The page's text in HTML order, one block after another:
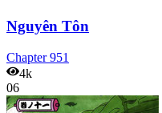
Nguyên Tôn
Chapter951
4k
06